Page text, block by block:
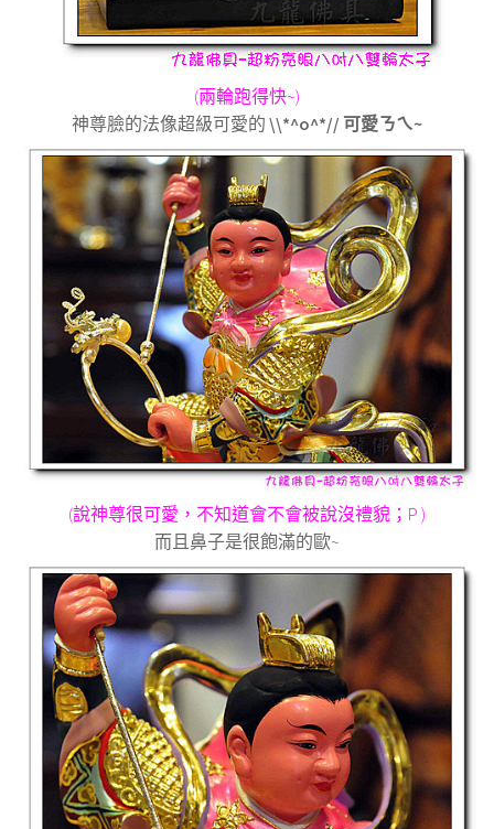
(兩輪跑得快~)
神尊臉的法像超級可愛的 \\*^o^*// 可愛ㄋㄟ~
(說神尊很可愛，不知道會不會被說沒禮貌； P )
而且鼻子是很飽滿的歐~